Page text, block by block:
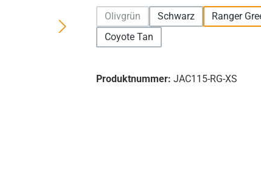
Olivgrün
(Diese Option ist zurzeit nicht
Schwarz Ranger
Coyote Tan
Produktnummer: JAC115-RG-XS